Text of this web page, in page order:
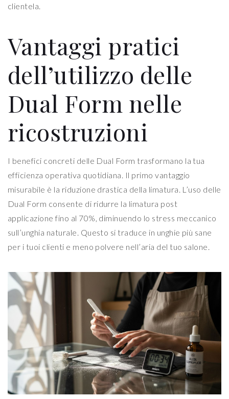
clientela.
Vantaggi pratici
dell’utilizzo delle
Dual Form nelle
ricostruzioni
I benefici concreti delle Dual Form trasformano la tua
efficienza operativa quotidiana. Il primo vantaggio
misurabile è la riduzione drastica della limatura. L’uso delle
Dual Form consente di ridurre la limatura post
applicazione fino al 70%, diminuendo lo stress meccanico
sull’unghia naturale. Questo si traduce in unghie più sane
per i tuoi clienti e meno polvere nell’aria del tuo salone.